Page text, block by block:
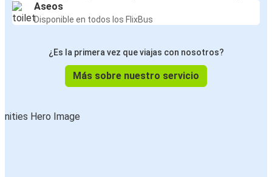
Aseos
Disponible en todos los FlixBus
¿Es la primera vez que viajas con nosotros?
Más sobre nuestro servicio